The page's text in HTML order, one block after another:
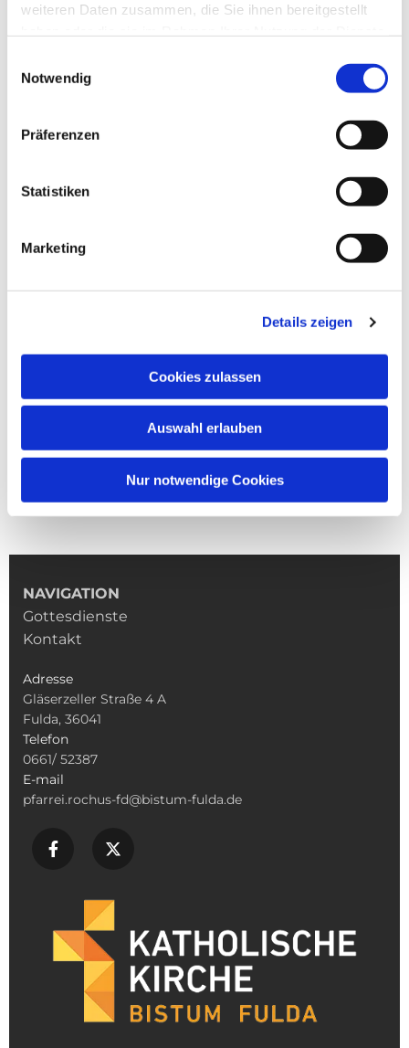
weiteren Daten zusammen, die Sie ihnen bereitgestellt
Notwendig
Präferenzen
Statistiken
Marketing
Details zeigen
Cookies zulassen
Auswahl erlauben
Nur notwendige Cookies
Dies könnte Sie auch
NAVIGATION
Gottesdienste
Kontakt
Adresse
Gläserzeller Straße 4 A
Fulda, 36041
Telefon
0661/ 52387
E-mail
pfarrei.rochus-fd@bistum-fulda.de